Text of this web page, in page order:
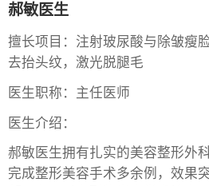
郝敏医生
擅长项目：注射玻尿酸与除皱瘦
去抬头纹，激光脱腿毛
医生职称：主任医师
医生介绍：
郝敏医生拥有扎实的美容整形外
完成整形美容手术多余例，效果